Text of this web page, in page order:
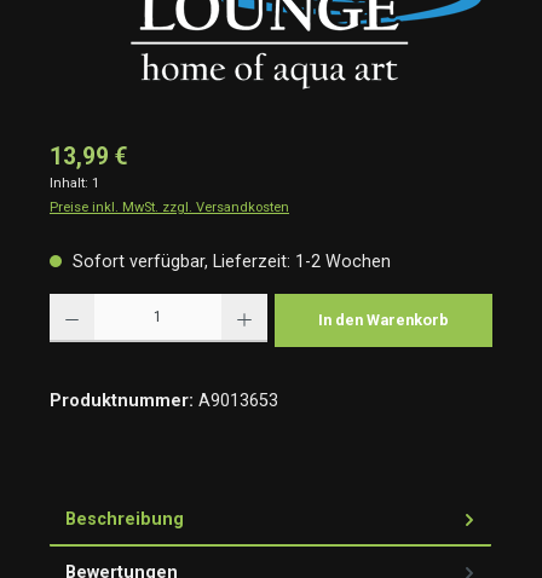
13,99 €
Inhalt: 1
Preise inkl. MwSt. zzgl. Versandkosten
Sofort verfügbar, Lieferzeit: 1-2 Wochen
In den Warenkorb
Produktnummer: A9013653
Beschreibung
Bewertungen